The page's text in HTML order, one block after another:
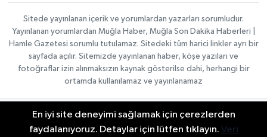
Sitede yayınlanan içerik ve yorumlardan yazarları sorumludur.
Yayınlanan yorumlardan Muğla Haber, Muğla Son Dakika Haberleri |
Hamle Gazetesi sorumlu tutulamaz. Sitedeki tüm harici linkler ayrı bir
sayfada açılır. Sitemizde yayınlanan haber, köşe yazıları ve
fotoğraflar izin alınmaksızın kaynak gösterilse dahi, herhangi bir
ortamda kullanılamaz ve yayınlanamaz
Gizlilik Sözleşmesi
Veri Politikası
Haber Yazılımı:
TE Bilişim
En iyi site deneyimi sağlamak için çerezlerden
faydalanıyoruz. Detaylar için lütfen tıklayın. Veri